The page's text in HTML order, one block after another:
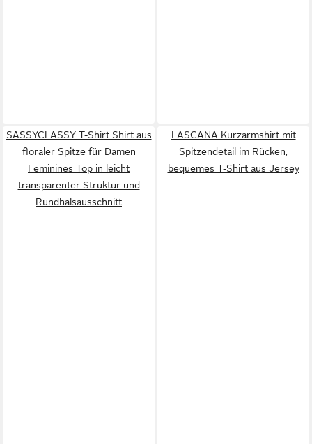
SASSYCLASSY T-Shirt Shirt aus
floraler Spitze für Damen
Feminines Top in leicht
transparenter Struktur und
Rundhalsausschnitt
LASCANA Kurzarmshirt mit
Spitzendetail im Rücken,
bequemes T-Shirt aus Jersey